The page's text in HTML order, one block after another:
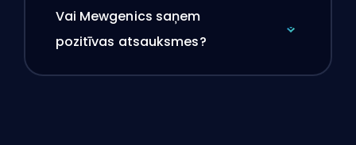
Vai Mewgenics saņem
pozitīvas atsauksmes?